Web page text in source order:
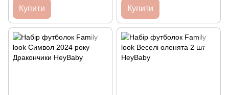
Купити Купити